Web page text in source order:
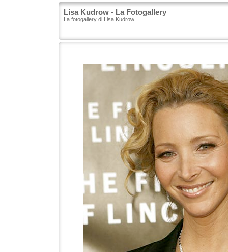
Lisa Kudrow - La Fotogallery
La fotogallery di Lisa Kudrow